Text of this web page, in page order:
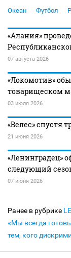
Океан Футбол
«Алания»
07 августа 2026
«Локомотив»
товарищеском
03 июля 2026
«Велес» спустя
21 июня 2026
«Ленинградец»
следующий
07 июня 2026
Ранее в рубрике
«Мы всегда
тем, кого